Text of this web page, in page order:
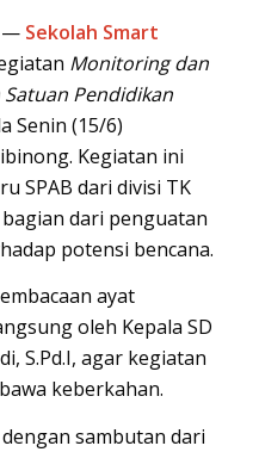
— Sekolah Smart
Monitoring dan
Pendidikan
Senin (15/6)
Kegiatan ini
SPAB dari divisi TK
dari penguatan
potensi bencana.
ayat
oleh Kepala SD
di, S.Pd.I, agar kegiatan
keberkahan.
sambutan dari